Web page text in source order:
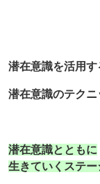
潜在意識を活用す
潜在意識のテクニ
潜在意識とともに
生きていくステ